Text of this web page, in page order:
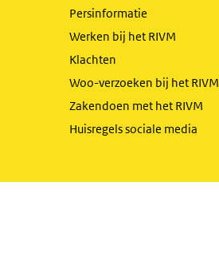
Persinformatie
Werken bij het RIVM
Klachten
Woo-verzoeken bij het RIVM
Zakendoen met het RIVM
Huisregels sociale media